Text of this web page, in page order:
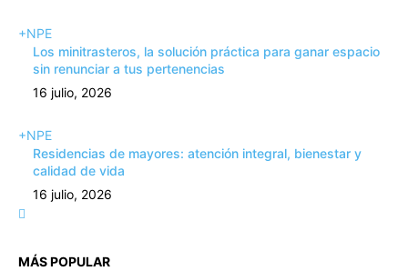
+NPE
Los minitrasteros, la solución práctica para ganar espacio
sin renunciar a tus pertenencias
16 julio, 2026
+NPE
Residencias de mayores: atención integral, bienestar y
calidad de vida
16 julio, 2026
MÁS POPULAR